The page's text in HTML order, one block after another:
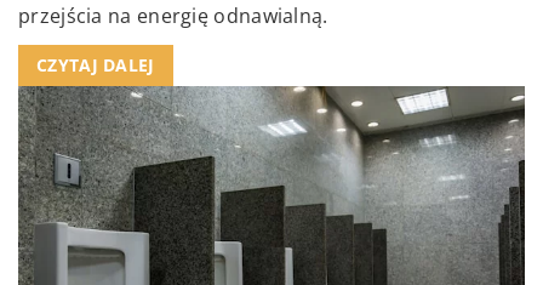
przejścia na energię odnawialną.
CZYTAJ DALEJ